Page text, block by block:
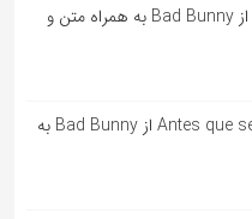
آهنگ اسپانیایی Andrea از Bad Bunny به همراه متن و
آهنگ اسپانیایی Antes que se acabe از Bad Bunny به